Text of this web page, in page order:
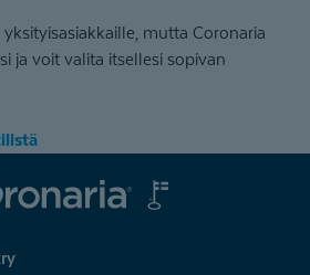
mutta Coronaria
ja voit valita itsellesi sopivan
Coronaria